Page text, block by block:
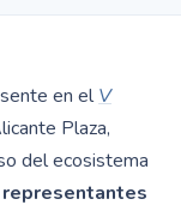
en elV
Plaza,
del ecosistema
representantes